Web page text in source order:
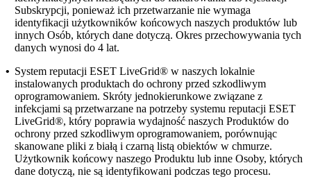
Subskrypcji, ponieważ ich przetwarzanie nie wymaga
identyfikacji użytkowników końcowych naszych produktów lub
innych Osób, których dane dotyczą. Okres przechowywania tych
danych wynosi do 4 lat.
• System reputacji ESET LiveGrid® w naszych lokalnie
instalowanych produktach do ochrony przed szkodliwym
oprogramowaniem. Skróty jednokierunkowe związane z
infekcjami są przetwarzane na potrzeby systemu reputacji ESET
LiveGrid®, który poprawia wydajność naszych Produktów do
ochrony przed szkodliwym oprogramowaniem, porównując
skanowane pliki z białą i czarną listą obiektów w chmurze.
Użytkownik końcowy naszego Produktu lub inne Osoby, których
dane dotyczą, nie są identyfikowani podczas tego procesu.